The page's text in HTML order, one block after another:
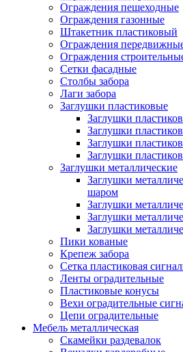
Ограждения пешеходные
Ограждения газонные
Штакетник пластиковый
Ограждения
Ограждения
Сетки фасадные
Столбы забора
Лаги забора
Заглушки пластиковые
Заглушки
Заглушки
Заглушки
Заглушки
Заглушки металлические
Заглушки
шаром
Заглушки
Заглушки
Заглушки
Пики кованые
Крепеж забора
Сетка пластиковая
Ленты оградительные
Пластиковые конусы
Вехи оградительные
Цепи оградительные
Мебель металлическая
Скамейки раздевалок